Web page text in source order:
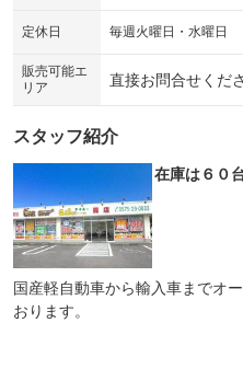
シートエアコン
：装備なし
：装備なし
定休日 毎週火曜日・水曜日
販売可能エ
リア
直接お問合せくだ
スタッフ紹介
在庫は６０
国産軽自動車から輸入車までオ
おります。